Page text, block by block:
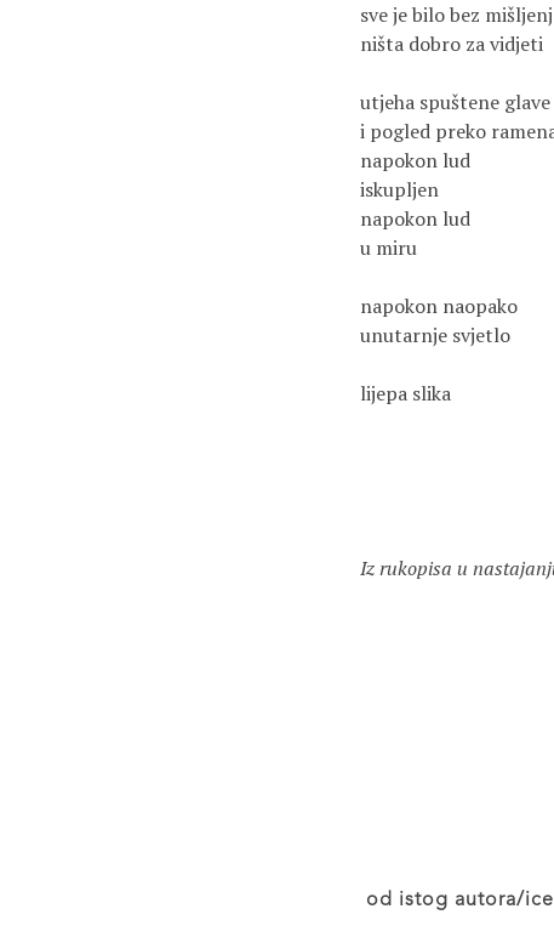
sve je bilo bez
ništa dobro za vidjeti
utjeha spuštene glave
i pogled preko
napokon lud
iskupljen
napokon lud
u miru
napokon naopako
unutarnje svjetlo
lijepa slika
Iz rukopisa u
od istog autora/